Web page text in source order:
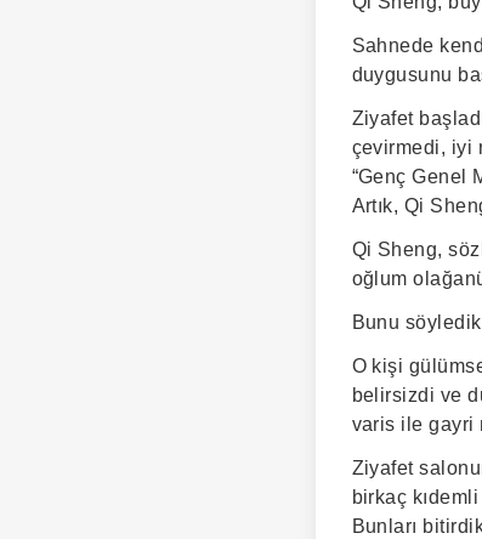
Sahnede
duygusunu
Ziyafet
çevirmedi, iyi
“Genç Genel
Artık, Qi
Qi Sheng,
oğlum
Bunu
O kişi
belirsizdi ve
varis ile gayri
Ziyafet
birkaç
Bunları